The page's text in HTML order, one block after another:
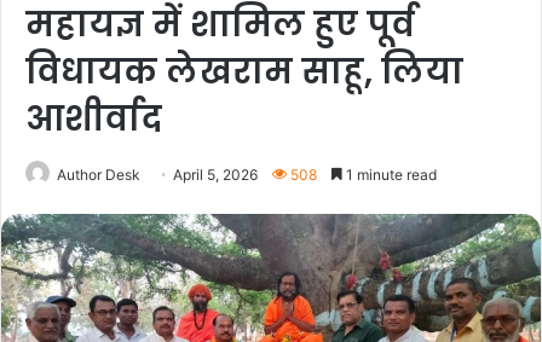
महायज्ञ में शामिल हुए पूर्व
विधायक लेखराम साहू, लिया
आशीर्वाद
Author Desk April 5, 2026 508 1 minute read